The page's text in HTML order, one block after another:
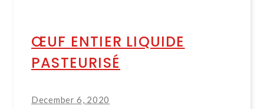
ŒUF ENTIER LIQUIDE
PASTEURISÉ
December 6, 2020